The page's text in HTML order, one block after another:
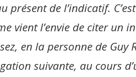
présent de l’indicatif.
vient l’envie de citer un
en la personne de
suivante, au cours